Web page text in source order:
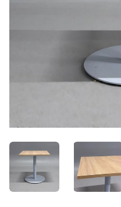
VgvMuUqFXjo3.jpeg